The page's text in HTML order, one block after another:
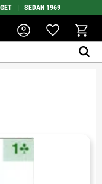
| SEDAN 1969
Favoriter